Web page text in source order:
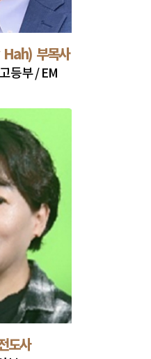
부목사
등부 / EM
도사